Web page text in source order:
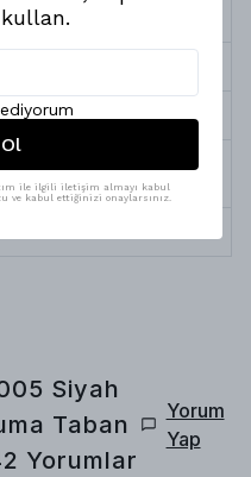
Taban Halı
Silinebilir ve Profesyonel
Siyah
Taban
Yorumlar
Yorum
Yap
kullan.
ile ilgili iletişim almayı kabul
ve kabul ettiğinizi onaylarsınız.